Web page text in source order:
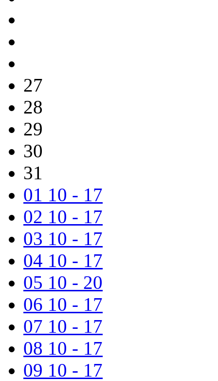
27
28
29
30
31
01 10 - 17
02 10 - 17
03 10 - 17
04 10 - 17
05 10 - 20
06 10 - 17
07 10 - 17
08 10 - 17
09 10 - 17